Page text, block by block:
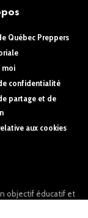
Québec Preppers
moi
confidentialité
partage et de
aux cookies
objectif éducatif et